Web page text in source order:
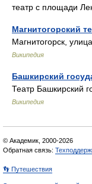
театр с площади
Магнитогорский
Магнитогорск,
Википедия
Башкирский
Театр Башкирский
Википедия
© Академик, 2000-2026
Обратная связь:
👣 Путешествия